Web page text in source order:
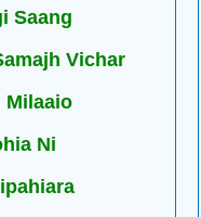
Saang
Vichar
Milaaio
Ni